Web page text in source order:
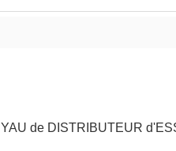
de DISTRIBUTEUR